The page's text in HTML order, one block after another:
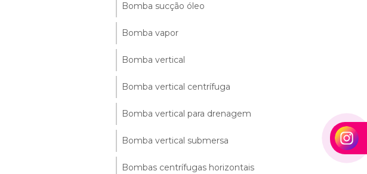
Bomba sucção óleo
Bomba vapor
Bomba vertical
Bomba vertical centrífuga
Bomba vertical para drenagem
Bomba vertical submersa
Bombas centrífugas horizontais